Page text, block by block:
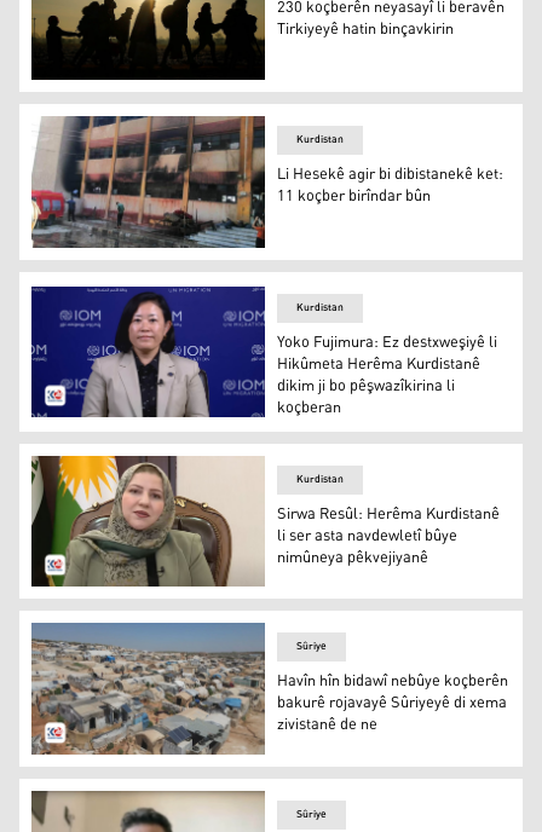
230 koçberên neyasayî li beravên Tirkiyeyê hatin
230 koçberên neyasayî li beravên
Tirkiyeyê hatin binçavkirin
Dibistan
Kurdistan
Li Hesekê agir bi dibistanekê ket:
11 koçber birîndar bûn
Yoko Fujimura: Ez destxweşiyê li Hikûmeta Herêma
Kurdistan
Yoko Fujimura: Ez destxweşiyê li
Hikûmeta Herêma Kurdistanê
dikim ji bo pêşwazîkirina li
koçberan
Sirwa Resûl: Herêma Kurdistanê li ser asta navdewletî
Kurdistan
Sirwa Resûl: Herêma Kurdistanê
li ser asta navdewletî bûye
nimûneya pêkvejiyanê
Havîn hîn bidawî nebûye koçberên bakurê rojavayê
Sûriye
Havîn hîn bidawî nebûye koçberên
bakurê rojavayê Sûriyeyê di xema
zivistanê de ne
Sûriye